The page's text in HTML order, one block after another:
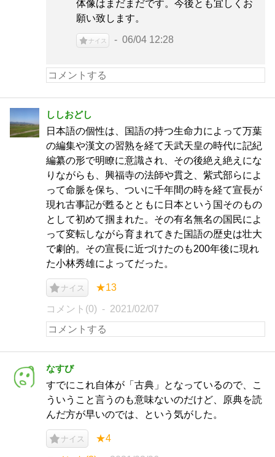
体像はまだまだです。今後とも宜しくお
願い致します。
ナイス 06/04 12:28
ししおどし
日本語の個性は、国語の持つ生命力によって万葉
の編集や漢文の習熟を経て天武天皇の時代に記紀
編纂の形で明瞭に意識され、その後絶え絶えにな
りながらも、興福寺の法師や貫之、紫式部らによ
って命脈を保ち、ついに千年間の時を経て宣長が
現れ古事記が甦るとともに日本という国そのもの
として初めて掴まれた。その有名無名の国民によ
って変転しながら育まれてきた国語の歴史は壮大
で劇的。その宣長に近づけたのも200年後に現れ
た小林秀雄によってだった。
ナイス ★13
コメント(0) 2021/02/07
なすび
すでにこれ自体が「古典」となっているので、こ
ういうこと言うのも意味ないのだけど、原典を読
んだ方が早いのでは、という気がした。
ナイス ★4